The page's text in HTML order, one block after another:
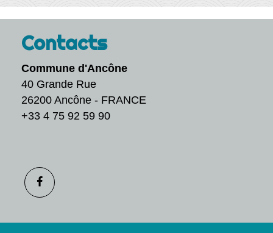
Contacts
Commune d'Ancône
40 Grande Rue
26200 Ancône - FRANCE
+33 4 75 92 59 90